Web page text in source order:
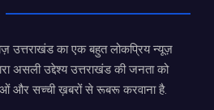
उत्तराखंड का एक बहुत लोकप्रिय न्यूज़
असली उद्देश्य उत्तराखंड की जनता को
और सच्ची ख़बरों से रूबरू करवाना है.